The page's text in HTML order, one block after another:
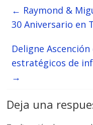
← Raymond &
30 Aniversario en
Deligne
estratégicos de
→
Deja una